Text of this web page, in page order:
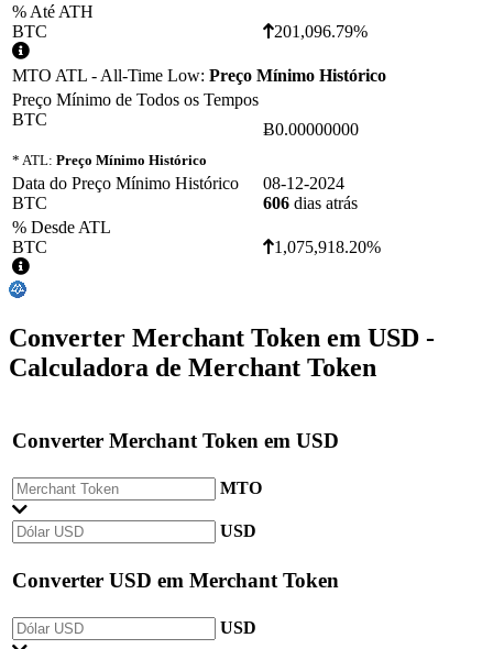
% Até ATH
BTC
201,096.79%
MTO ATL - All-Time Low: Preço Mínimo Histórico
Preço Mínimo de Todos os Tempos
BTC
* ATL: Preço Mínimo Histórico
Ƀ0.00000000
Data do Preço Mínimo Histórico
BTC
08-12-2024
606 dias atrás
% Desde ATL
BTC
1,075,918.20%
Converter Merchant Token em USD -
Calculadora de Merchant Token
Converter Merchant Token em USD
MTO
USD
Converter USD em Merchant Token
USD